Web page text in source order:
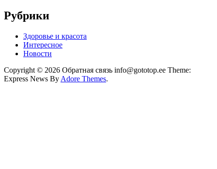
Рубрики
Здоровье и красота
Интересное
Новости
Copyright © 2026 Обратная связь info@gototop.ee Theme:
Express News By Adore Themes.